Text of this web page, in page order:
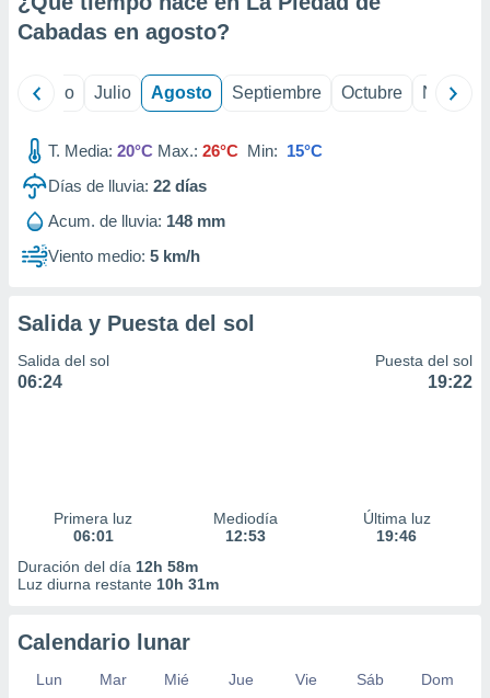
e
publicidad
publicidad
de
Cabadas en agosto?
Junio Julio Agosto Septiembre Octubre
T. Media: 20°C Max.: 26°C Min: 15°C
Días de lluvia: 22 días
Acum. de lluvia: 148 mm
Viento medio: 5 km/h
Salida y Puesta del sol
Salida del sol
06:24
Puesta del sol
19:22
Primera luz
06:01
Mediodía
12:53
Última luz
19:46
Duración del día 12h 58m
Luz diurna restante 10h 31m
Calendario lunar
Lun Mar Mié Jue Vie Sáb
Dom